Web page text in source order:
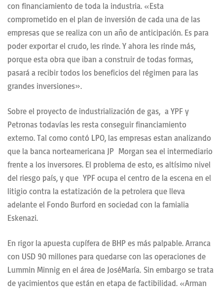
con financiamiento de toda la industria. «Esta
comprometido en el plan de inversión de cada una de las
empresas que se realiza con un año de anticipación. Es para
poder exportar el crudo, les rinde. Y ahora les rinde más,
porque esta obra que iban a construir de todas formas,
pasará a recibir todos los beneficios del régimen para las
grandes inversiones».
Sobre el proyecto de industrialización de gas, a YPF y
Petronas todavías les resta conseguir financiamiento
externo. Tal como contó LPO, las empresas estan analizando
que la banca norteamericana JP Morgan sea el intermediario
frente a los inversores. El problema de esto, es altísimo nivel
del riesgo país, y que YPF ocupa el centro de la escena en el
litigio contra la estatización de la petrolera que lleva
adelante el Fondo Burford en sociedad con la famialia
Eskenazi.
En rigor la apuesta cupífera de BHP es más palpable. Arranca
con USD 90 millones para quedarse con las operaciones de
Lummin Minnig en el área de JoséMaría. Sin embargo se trata
de yacimientos que están en etapa de factibilidad. «Arman